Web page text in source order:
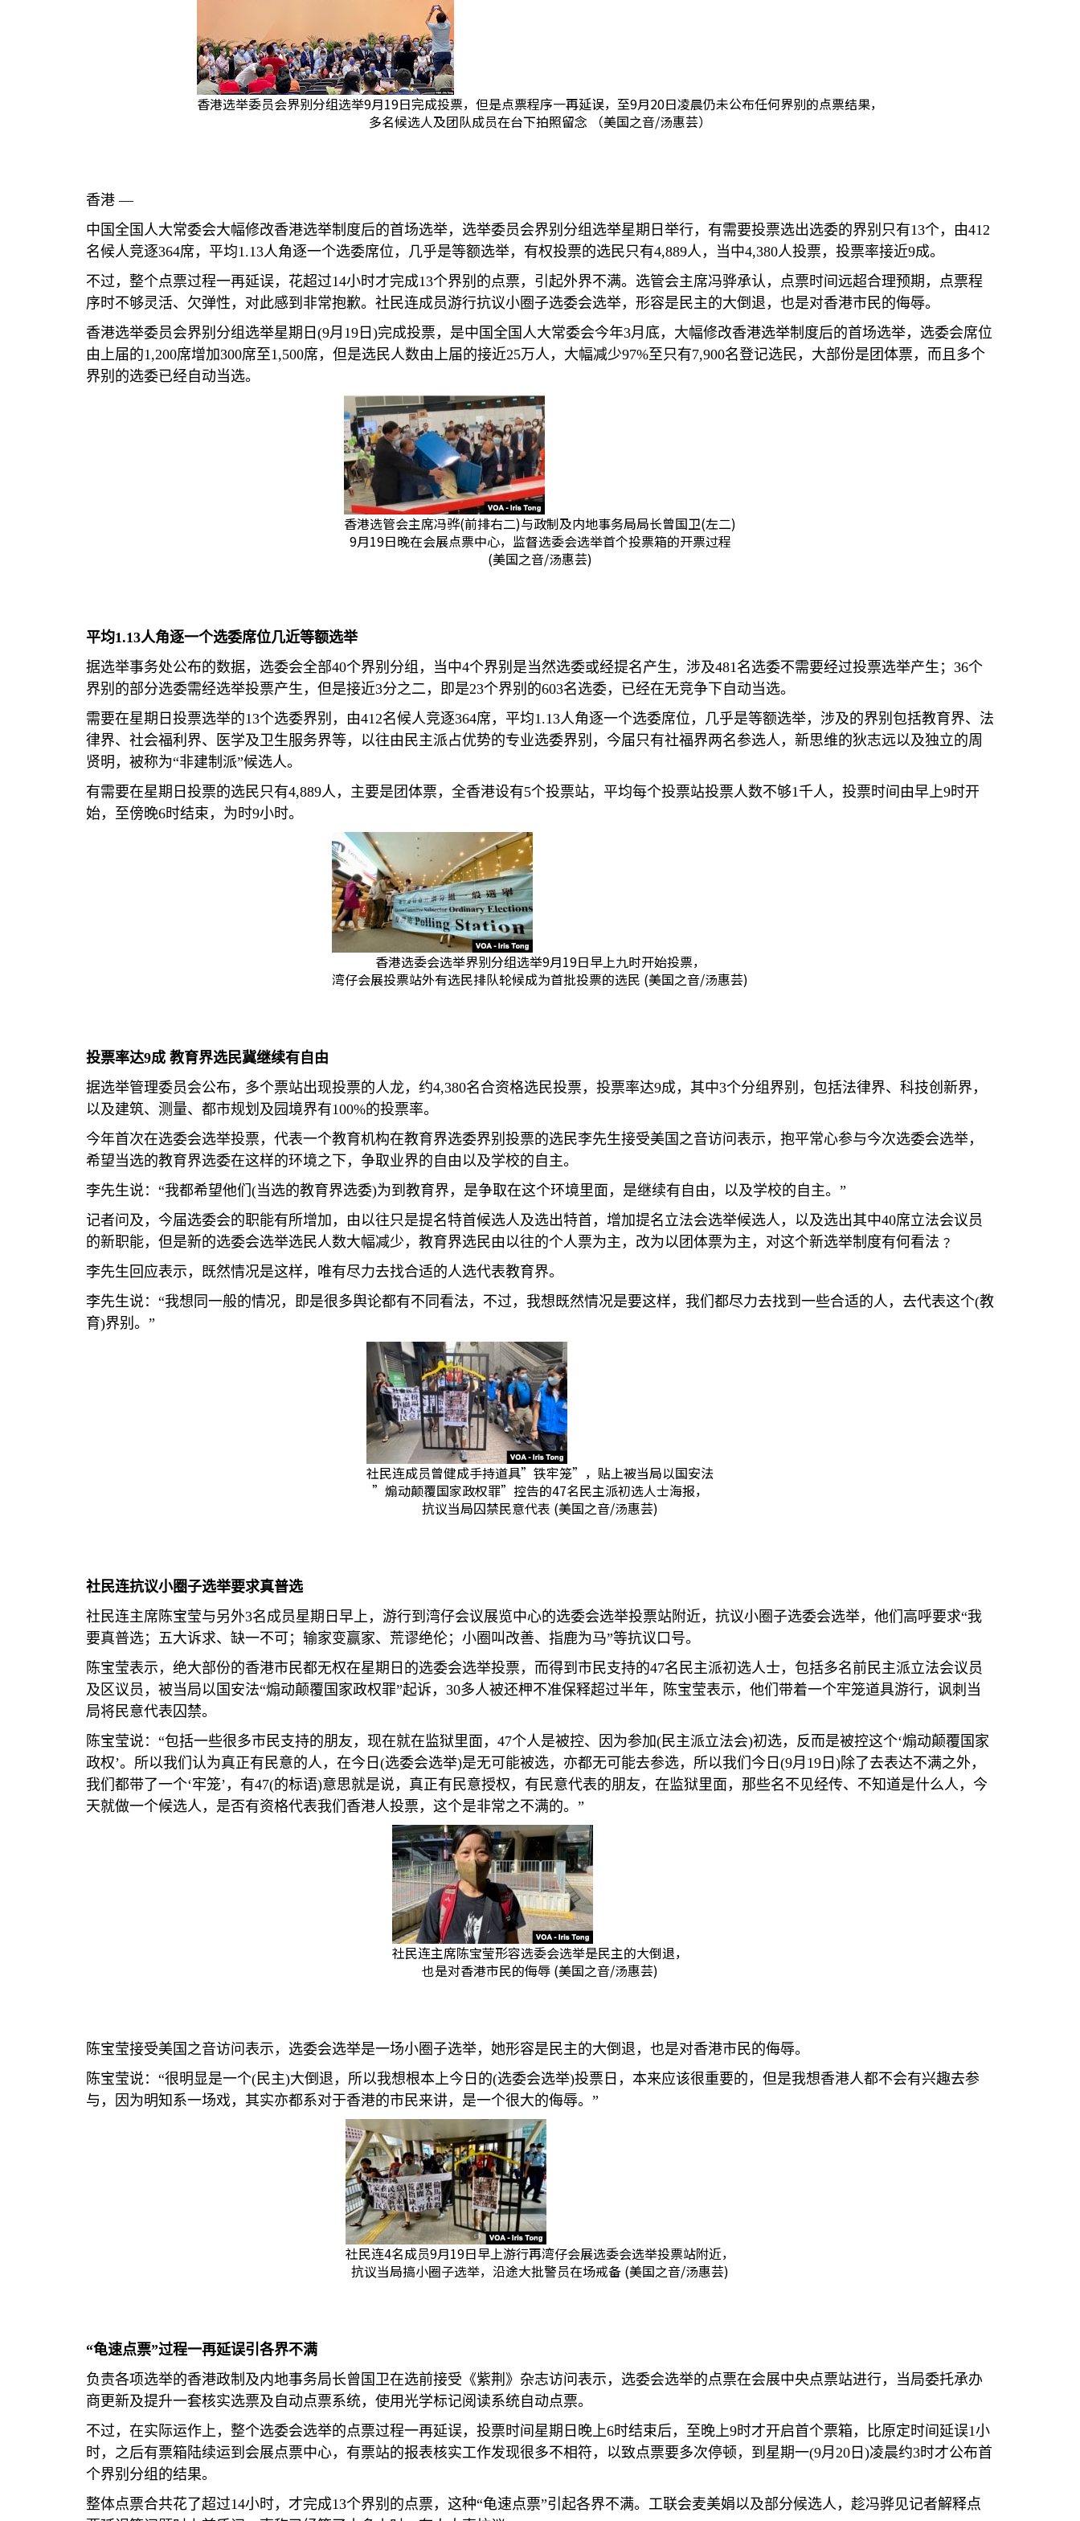
香港选举委员会界别分组选举9月19日完成投票，但是点票程序一再延误，至9月20日凌晨仍未公布任何界别的点票结果，
多名候选人及团队成员在台下拍照留念 （美国之音/汤惠芸）
香港 —
中国全国人大常委会大幅修改香港选举制度后的首场选举，选举委员会界别分组选举星期日举行，有需要投票选出选委的界别只有13个，由412
名候人竞逐364席，平均1.13人角逐一个选委席位，几乎是等额选举，有权投票的选民只有4,889人，当中4,380人投票，投票率接近9成。
不过，整个点票过程一再延误，花超过14小时才完成13个界别的点票，引起外界不满。选管会主席冯骅承认，点票时间远超合理预期，点票程
序时不够灵活、欠弹性，对此感到非常抱歉。社民连成员游行抗议小圈子选委会选举，形容是民主的大倒退，也是对香港市民的侮辱。
香港选举委员会界别分组选举星期日 (9月 19 日 )完成投票，是中国全国人大常委会今年3月底，大幅修改香港选举制度后的首场选举，选委会席位
由上届的1,200席增加300席至1,500席，但是选民人数由上届的接近25万人，大幅减少97%至只有7,900名登记选民，大部份是团体票，而且多个
界别的选委已经自动当选。
香港选管会主席冯骅(前排右二)与政制及内地事务局局长曾国卫(左二)
9月19日晚在会展点票中心，监督选委会选举首个投票箱的开票过程
(美国之音/汤惠芸)
平均1.13人角逐一个选委席位几近等额选举
据选举事务处公布的数据，选委会全部40个界别分组，当中4个界别是当然选委或经提名产生，涉及481名选委不需要经过投票选举产生； 36个
界别的部分选委需经选举投票产生，但是接近3分之二，即是23个界别的603名选委，已经在无竞争下自动当选。
需要在星期日投票选举的13个选委界别，由412名候人竞逐364席，平均1.13人角逐一个选委席位，几乎是等额选举，涉及的界别包括教育界、法
律界、社会福利界、医学及卫生服务界等，以往由民主派占优势的专业选委界别，今届只有社福界两名参选人，新思维的狄志远以及独立的周
贤明，被称为“非建制派”候选人。
有需要在星期日投票的选民只有4,889人，主要是团体票，全香港设有5个投票站，平均每个投票站投票人数不够1千人，投票时间由早上9时开
始，至傍晚6时结束，为时9小时。
香港选委会选举界别分组选举9月19日早上九时开始投票，
湾仔会展投票站外有选民排队轮候成为首批投票的选民 (美国之音/汤惠芸)
投票率达9成 教育界选民冀继续有自由
据选举管理委员会公布，多个票站出现投票的人龙，约4,380名合资格选民投票，投票率达9成，其中3个分组界别，包括法律界、科技创新界，
以及建筑、测量、都市规划及园境界有100%的投票率。
今年首次在选委会选举投票，代表一个教育机构在教育界选委界别投票的选民李先生接受美国之音访问表示，抱平常心参与今次选委会选举，
希望当选的教育界选委在这样的环境之下，争取业界的自由以及学校的自主。
李先生说：“我都希望他们 (当选的教育界选委)为到教育界，是争取在这个环境里面，是继续有自由，以及学校的自主。”
记者问及，今届选委会的职能有所增加，由以往只是提名特首候选人及选出特首，增加提名立法会选举候选人，以及选出其中40席立法会议员
的新职能，但是新的选委会选举选民人数大幅减少，教育界选民由以往的个人票为主，改为以团体票为主，对这个新选举制度有何看法﹖
李先生回应表示，既然情况是这样，唯有尽力去找合适的人选代表教育界。
李先生说：“我想同一般的情况，即是很多舆论都有不同看法，不过，我想既然情况是要这样，我们都尽力去找到一些合适的人，去代表这个(教
育)界别。”
社民连成员曾健成手持道具”铁牢笼”，贴上被当局以国安法
”煽动颠覆国家政权罪”控告的47名民主派初选人士海报，
抗议当局囚禁民意代表 (美国之音/汤惠芸)
社民连抗议小圈子选举要求真普选
社民连主席陈宝莹与另外3名成员星期日早上，游行到湾仔会议展览中心的选委会选举投票站附近，抗议小圈子选委会选举，他们高呼要求“我
要真普选；五大诉求、缺一不可；输家变赢家、荒谬绝伦；小圈叫改善、指鹿为马”等抗议口号。
陈宝莹表示，绝大部份的香港市民都无权在星期日的选委会选举投票，而得到市民支持的47名民主派初选人士，包括多名前民主派立法会议员
及区议员，被当局以国安法“煽动颠覆国家政权罪”起诉， 30多人被还柙不准保释超过半年，陈宝莹表示，他们带着一个牢笼道具游行，讽刺当
局将民意代表囚禁。
陈宝莹说：“包括一些很多市民支持的朋友，现在就在监狱里面， 47个人是被控、因为参加(民主派立法会)初选，反而是被控这个‘煽动颠覆国家
政权’。所以我们认为真正有民意的人，在今日 (选委会选举)是无可能被选，亦都无可能去参选，所以我们今日 (9月 19 日 )除了去表达不满之外，
我们都带了一个‘牢笼’，有47(的标语)意思就是说，真正有民意授权，有民意代表的朋友，在监狱里面，那些名不见经传、不知道是什么人，今
天就做一个候选人，是否有资格代表我们香港人投票，这个是非常之不满的。”
社民连主席陈宝莹形容选委会选举是民主的大倒退，
也是对香港市民的侮辱 (美国之音/汤惠芸)
陈宝莹接受美国之音访问表示，选委会选举是一场小圈子选举，她形容是民主的大倒退，也是对香港市民的侮辱。
陈宝莹说：“很明显是一个(民主)大倒退，所以我想根本上今日的(选委会选举)投票日，本来应该很重要的，但是我想香港人都不会有兴趣去参
与，因为明知系一场戏，其实亦都系对于香港的市民来讲，是一个很大的侮辱。”
社民连4名成员9月19日早上游行再湾仔会展选委会选举投票站附近，
抗议当局搞小圈子选举，沿途大批警员在场戒备 (美国之音/汤惠芸)
“龟速点票”过程一再延误引各界不满
负责各项选举的香港政制及内地事务局长曾国卫在选前接受《紫荆》杂志访问表示，选委会选举的点票在会展中央点票站进行，当局委托承办
商更新及提升一套核实选票及自动点票系统，使用光学标记阅读系统自动点票。
不过，在实际运作上，整个选委会选举的点票过程一再延误，投票时间星期日晚上6时结束后，至晚上9时才开启首个票箱，比原定时间延误1小
时，之后有票箱陆续运到会展点票中心，有票站的报表核实工作发现很多不相符，以致点票要多次停顿，到星期一(9月 20 日 )凌晨约3时才公布首
个界别分组的结果。
整体点票合共花了超过14小时，才完成13个界别的点票，这种“龟速点票”引起各界不满。工联会麦美娟以及部分候选人，趁冯骅见记者解释点